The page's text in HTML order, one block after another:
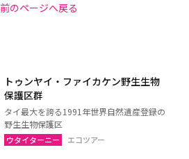
前のページへ戻る
トゥンヤイ・ファイカケン野生生物
保護区群
タイ最大を誇る1991年世界自然遺産登録の
野生生物保護区
ウタイターニー エコツアー